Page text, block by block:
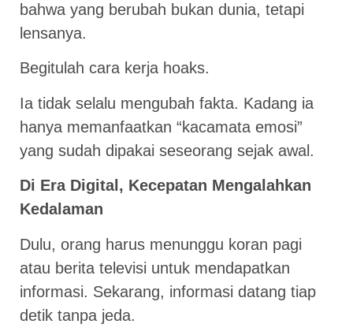
bahwa yang berubah bukan dunia, tetapi
lensanya.
Begitulah cara kerja hoaks.
Ia tidak selalu mengubah fakta. Kadang ia
hanya memanfaatkan “kacamata emosi”
yang sudah dipakai seseorang sejak awal.
Di Era Digital, Kecepatan Mengalahkan
Kedalaman
Dulu, orang harus menunggu koran pagi
atau berita televisi untuk mendapatkan
informasi. Sekarang, informasi datang tiap
detik tanpa jeda.